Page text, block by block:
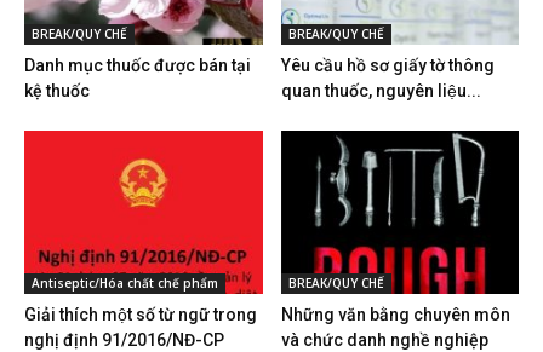
BREAK/QUY CHẾ
Danh mục thuốc được bán tại
kệ thuốc
BREAK/QUY CHẾ
Yêu cầu hồ sơ giấy tờ thông
quan thuốc, nguyên liệu...
Antiseptic/Hóa chất chế phẩm
Giải thích một số từ ngữ trong
nghị định 91/2016/NĐ-CP
BREAK/QUY CHẾ
Những văn bằng chuyên môn
và chức danh nghề nghiệp